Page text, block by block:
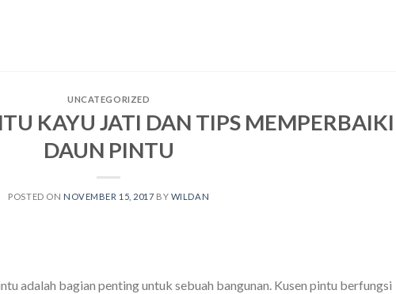
UNCATEGORIZED
KAYU JATI DAN TIPS MEMPERBAIKI
DAUN PINTU
POSTED ON NOVEMBER 15, 2017 BY WILDAN
adalah bagian penting untuk sebuah bangunan. Kusen pintu berfungsi